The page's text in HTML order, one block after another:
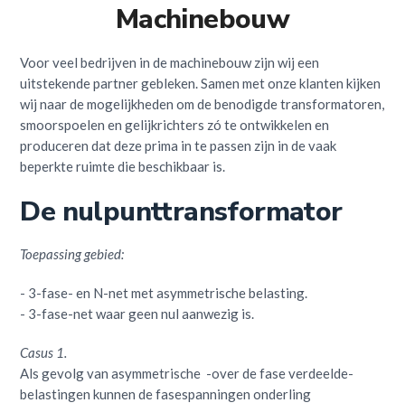
Machinebouw
Voor veel bedrijven in de machinebouw zijn wij een
uitstekende partner gebleken. Samen met onze klanten kijken
wij naar de mogelijkheden om de benodigde transformatoren,
smoorspoelen en gelijkrichters zó te ontwikkelen en
produceren dat deze prima in te passen zijn in de vaak
beperkte ruimte die beschikbaar is.
De nulpunttransformator
Toepassing gebied:
- 3-fase- en N-net met asymmetrische belasting.
- 3-fase-net waar geen nul aanwezig is.
Casus 1.
Als gevolg van asymmetrische -over de fase verdeelde-
belastingen kunnen de fasespanningen onderling